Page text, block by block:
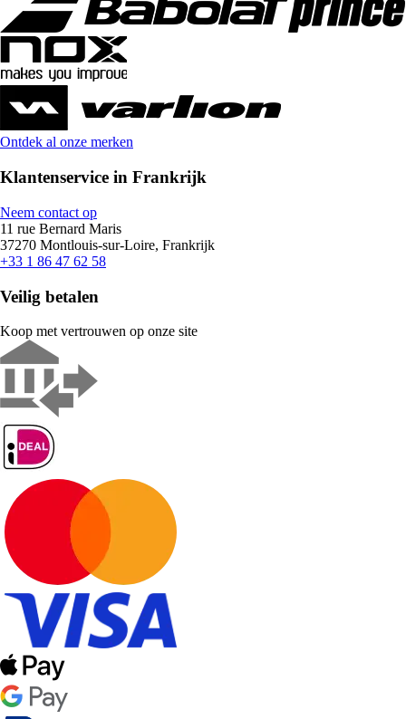
Ontdek al onze merken
Klantenservice in Frankrijk
Neem contact op
11 rue Bernard Maris
37270 Montlouis-sur-Loire, Frankrijk
+33 1 86 47 62 58
Veilig betalen
Koop met vertrouwen op onze site